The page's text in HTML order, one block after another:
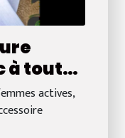
à tout
actives,